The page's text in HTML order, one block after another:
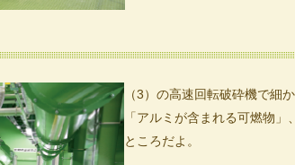
（3）の高速回転破砕機で細
「アルミが含まれる可燃物
ところだよ。